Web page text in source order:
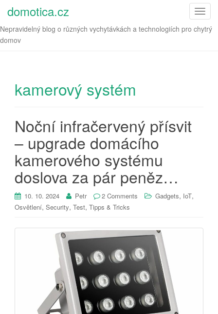
T
g
domotica.cz
Nepravidelný blog o různých vychytávkách a technologiích pro chytrý
domov
kamerový systém
Noční infračervený přísvit
– upgrade domácího
kamerového systému
doslova za pár peněz…
10. 10. 2024 Petr 2 Comments Gadgets, IoT,
Osvětlení, Security, Test, Tipps & Tricks